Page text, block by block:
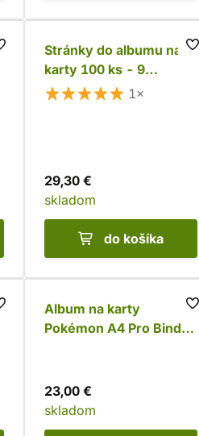
Stránky do albumu na
karty 100 ks - 9
vreciek, priehľadné
1×
29,30 €
skladom
do košíka
Album na karty
Pokémon A4 Pro Binder
23,00 €
skladom